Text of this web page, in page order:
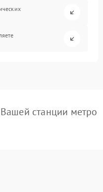
станции метро